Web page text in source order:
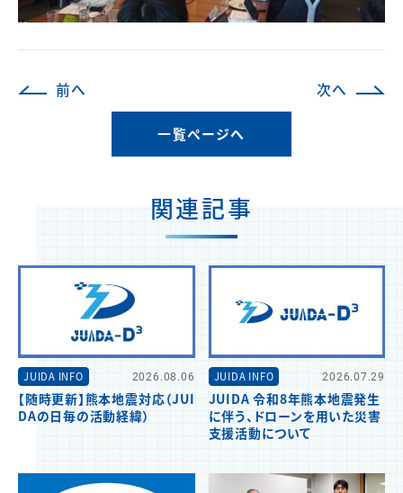
前へ 次へ
一覧ページへ
関連記事
JUIDA INFO 2026.08.06
【随時更新】熊本地震対応（JUI
DAの日毎の活動経緯）
JUIDA INFO 2026.07.29
JUIDA 令和8年熊本地震発生
に伴う、ドローンを用いた災害
支援活動について